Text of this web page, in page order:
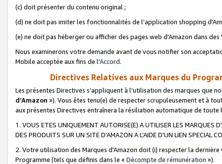
(c) doit présenter du contenu original ;
(d) ne doit pas imiter les fonctionnalités de l'application shopping
(e) ne doit pas héberger ou afficher des pages web d'Amazon dans
Nous examinerons votre demande avant de vous notifier son
Mobile acceptée aux fins de l'Accord.
Directives Relatives aux Marques du
Les présentes Directives s'appliquent à l'utilisation des marques que
d'Amazon »). Vous êtes tenu(e) de respecter scrupuleusement et à
aux présentes Directives entraînera la résiliation automatique de
1. VOUS ETES UNIQUEMENT AUTORISE(E) A UTILISER LES MARQUES
DES PRODUITS SUR UN SITE D'AMAZON A L'AIDE D'UN LIEN SPECIAL
2. Votre utilisation des Marques d'Amazon doit (i) respecter la
Programme (tels que définis dans le « Décompte de rémunération »).